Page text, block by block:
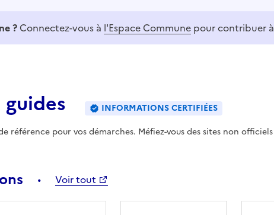
? Connectez-vous à l'Espace Commune pour contribuer
INFORMATIONS CERTIFIÉES
référence pour vos démarches. Méfiez-vous des sites non
Voir tout